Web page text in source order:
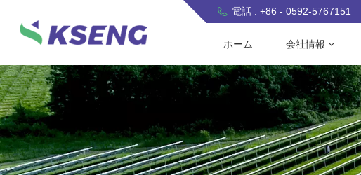
電話 : +86 - 0592-5767151
ホーム 会社情報